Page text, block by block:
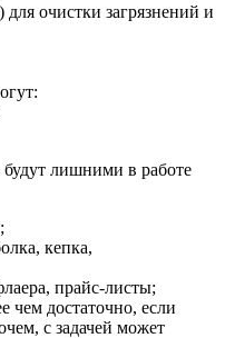
очистки загрязнений и
лишними в работе
кепка,
прайс-листы;
чем достаточно, если
с задачей может